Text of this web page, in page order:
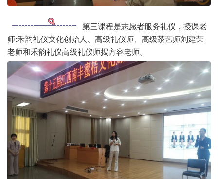
第三课程是志愿者服务礼仪，授课老
师:禾韵礼仪文化创始人、高级礼仪师、高级茶艺师刘建荣
老师和禾韵礼仪高级礼仪师揭方容老师。